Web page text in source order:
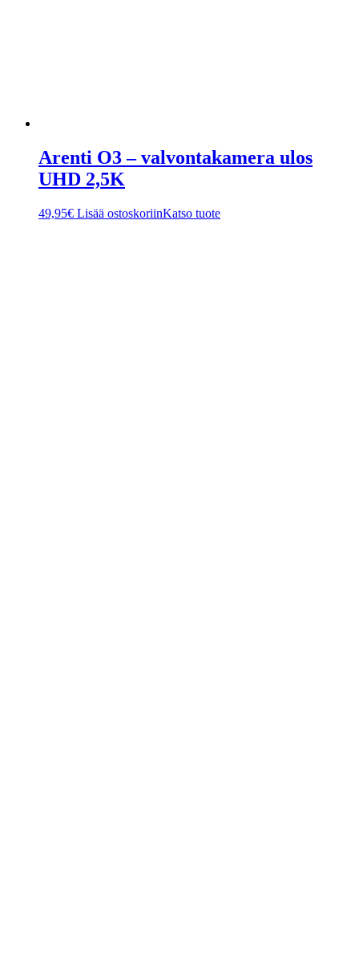
Arenti O3 – valvontakamera ulos
UHD 2,5K
49,95€ Lisää ostoskoriinKatso tuote